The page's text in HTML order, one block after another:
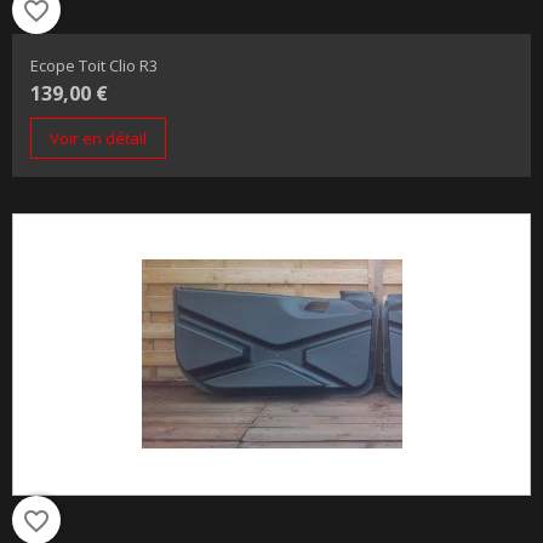
favorite_border
Ecope Toit Clio R3
139,00 €
Voir en détail
favorite_border